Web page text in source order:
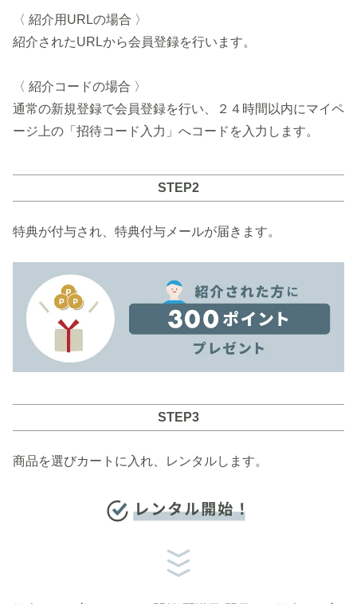
〈 紹介用URLの場合 〉
紹介されたURLから会員登録を行います。
〈 紹介コードの場合 〉
通常の新規登録で会員登録を行い、２４時間以内にマイペ
ージ上の「招待コード入力」へコードを入力します。
STEP2
特典が付与され、特典付与メールが届きます。
STEP3
商品を選びカートに入れ、レンタルします。